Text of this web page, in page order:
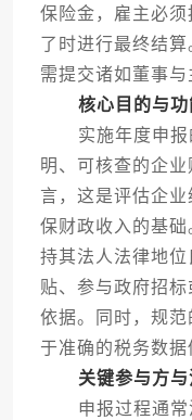
保险金，雇主必
了时进行最终结
需提交诸如董事与
核心目的与功
实施年度申报
明、可核查的企
言，这是评估企
保财政收入的基
持其法人法律地
贴、参与政府招
依据。同时，规
于准确的税务数据
关键参与方
申报过程通常